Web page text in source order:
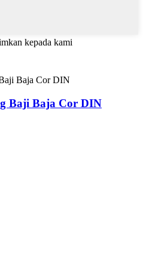
kepada kami
Baji Baja Cor DIN